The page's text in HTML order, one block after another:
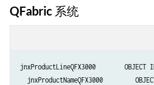
jnxQFXSwitchSlotHM
jnxQFXSwitchSlotPower
jnxQFXSwitchSlotFPB
jnxMediaCardSpaceQFXSwitch
QFabric 系统
jnxProductLineQFX3000
jnxProductNameQFX3000